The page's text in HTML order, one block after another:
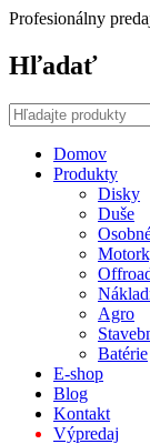
Profesionálny
Hľadať
Domov
Produkty
Disky
Duše
Agro
Batérie
E-shop
Blog
Kontakt
Výpredaj